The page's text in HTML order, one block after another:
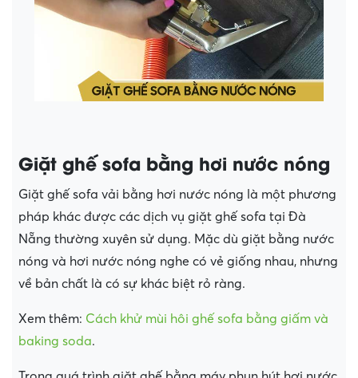
Giặt ghế sofa bằng hơi nước nóng
Giặt ghế sofa vải bằng hơi nước nóng là một phương
pháp khác được các dịch vụ giặt ghế sofa tại Đà
Nẵng thường xuyên sử dụng. Mặc dù giặt bằng nước
nóng và hơi nước nóng nghe có vẻ giống nhau, nhưng
về bản chất là có sự khác biệt rỏ ràng.
Xem thêm: Cách khử mùi hôi ghế sofa bằng giấm và
baking soda.